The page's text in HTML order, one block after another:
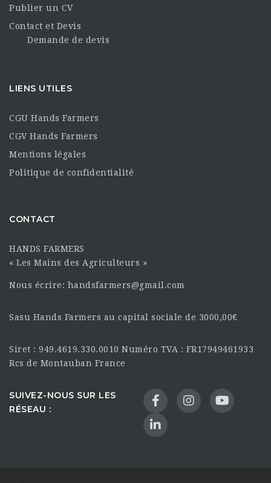
Publier un CV
Contact et Devis
Demande de devis
LIENS UTILES
CGU Hands Farmers
CGV Hands Farmers
Mentions légales
Politique de confidentialité
CONTACT
HANDS FARMERS
« Les Mains des Agriculteurs »
Nous écrire: handsfarmers@gmail.com
Sasu Hands Farmers au capital sociale de 3000,00€
Siret : 949.4619.330.0010 Numéro TVA : FR17949461933
Rcs de Montauban France
SUIVEZ-NOUS SUR LES
RÉSEAU :